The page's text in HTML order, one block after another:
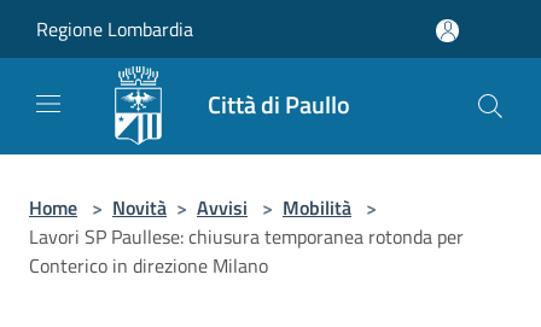
Regione Lombardia
Città di Paullo
Home > Novità > Avvisi > Mobilità >
Lavori SP Paullese: chiusura temporanea rotonda per
Conterico in direzione Milano